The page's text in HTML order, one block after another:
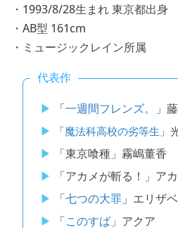
・1993/8/28生まれ 東京都出身
・AB型 161cm
・ミュージックレイン所属
代表作
「 一週間フレンズ。
」
「魔法科高校の劣等生 」
「東京喰種」霧嶋董香
「アカメが斬る！」ア
「 七つの大罪」エリザ
「 このすば」アクア